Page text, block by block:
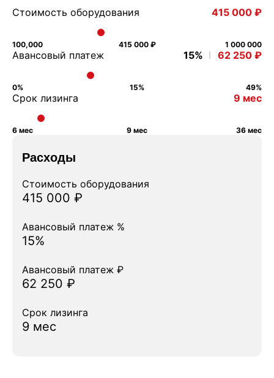
Стоимость оборудования 415 000 ₽
100,000 415 000 ₽ 1 000 000
Авансовый платеж 15% 62 250 ₽
0% 15% 49%
Срок лизинга 9 мес
6 мес 9 мес 36 мес
Расходы
Стоимость оборудования
415 000 ₽
Авансовый платеж %
15%
Авансовый платеж ₽
62 250 ₽
Срок лизинга
9 мес